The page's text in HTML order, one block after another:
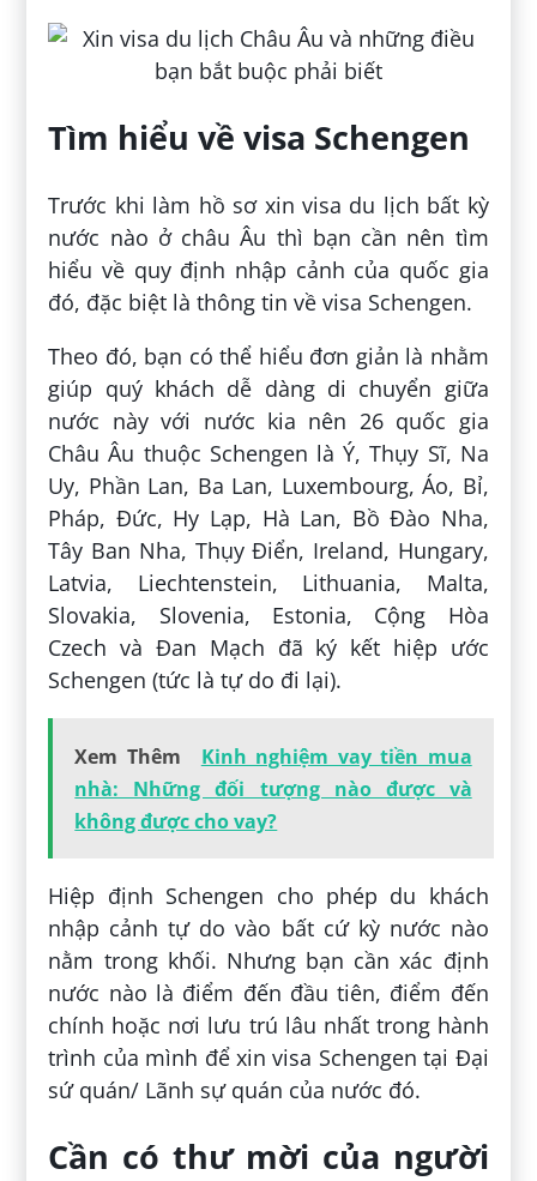
Tìm hiểu về visa Schengen
Trước khi làm hồ sơ xin visa du lịch bất kỳ
nước nào ở châu Âu thì bạn cần nên tìm
hiểu về quy định nhập cảnh của quốc gia
đó, đặc biệt là thông tin về visa Schengen.
Theo đó, bạn có thể hiểu đơn giản là nhằm
giúp quý khách dễ dàng di chuyển giữa
nước này với nước kia nên 26 quốc gia
Châu Âu thuộc Schengen là Ý, Thụy Sĩ, Na
Uy, Phần Lan, Ba Lan, Luxembourg, Áo, Bỉ,
Pháp, Đức, Hy Lạp, Hà Lan, Bồ Đào Nha,
Tây Ban Nha, Thụy Điển, Ireland, Hungary,
Latvia, Liechtenstein, Lithuania, Malta,
Slovakia, Slovenia, Estonia, Cộng Hòa
Czech và Đan Mạch đã ký kết hiệp ước
Schengen (tức là tự do đi lại).
Xem Thêm
Kinh nghiệm vay tiền mua
nhà: Những đối tượng nào được và
không được cho vay?
Hiệp định Schengen cho phép du khách
nhập cảnh tự do vào bất cứ kỳ nước nào
nằm trong khối. Nhưng bạn cần xác định
nước nào là điểm đến đầu tiên, điểm đến
chính hoặc nơi lưu trú lâu nhất trong hành
trình của mình để xin visa Schengen tại Đại
sứ quán/ Lãnh sự quán của nước đó.
Cần có thư mời của người